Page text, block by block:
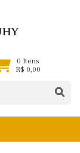
0 Itens
R$ 0,00